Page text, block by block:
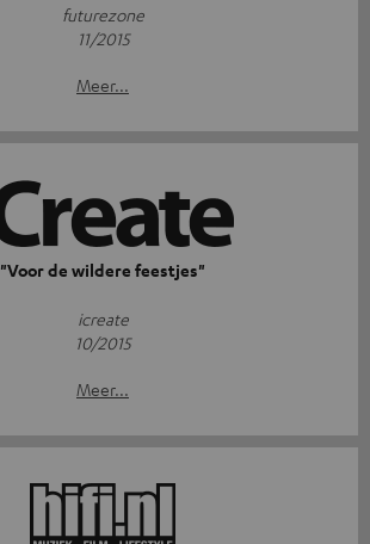
futurezone
11/2015
Meer...
"Voor de wildere feestjes"
icreate
10/2015
Meer...